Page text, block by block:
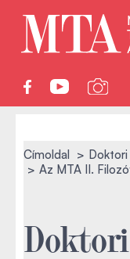
Címoldal
Doktori
Az MTA II.